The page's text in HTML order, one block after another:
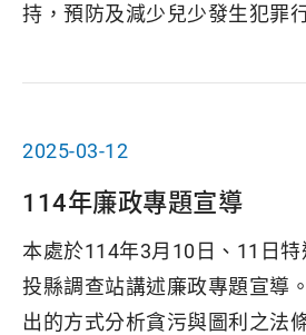
持，預防及減少兒少發生犯罪
2025-03-12
114年廉政專題宣導
本處於114年3月10日、11日
投縣調查站講述廉政專題宣導
出的方式分析貪污與圖利之法